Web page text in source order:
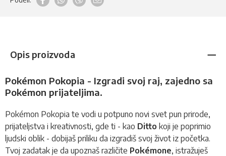
Opis proizvoda
Pokémon Pokopia - Izgradi svoj raj, zajedno sa
Pokémon prijateljima.
Pokémon Pokopia te vodi u potpuno novi svet pun prirode,
prijateljstva i kreativnosti, gde ti - kao Ditto koji je poprimio
ljudski oblik - dobijaš priliku da izgradiš svoj život iz početka.
Tvoj zadatak je da upoznaš različite Pokémone, istražuješ